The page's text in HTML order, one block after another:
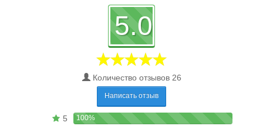
5.0
Количество отзывов 26
Написать отзыв
5 100%